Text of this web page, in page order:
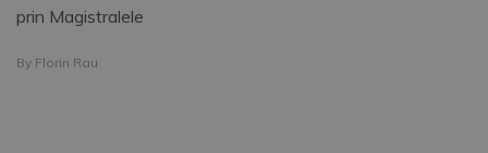
prin Magistralele
By Florin Rau